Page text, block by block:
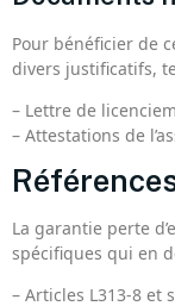
Pour bénéficier de
divers justificatifs,
– Lettre de
– Attestations de
La garantie perte
spécifiques qui en
– Articles L313-8 et